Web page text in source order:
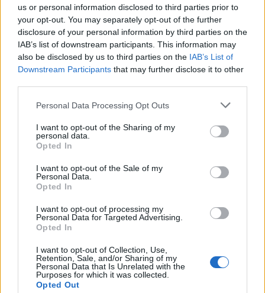
us or personal information disclosed to third parties prior to
your opt-out. You may separately opt-out of the further
disclosure of your personal information by third parties on the
IAB’s list of downstream participants. This information may
also be disclosed by us to third parties on the IAB’s List of
Downstream Participants that may further disclose it to other
Please note that this website/app uses one or more Google
not limited to your visit or usage behaviour. You may click to
grant or deny consent to Google and its third-party tags to
use your data for below specified purposes in below Google
consent section.
Personal Data Processing Opt Outs
I want to opt-out of the Sharing of my
personal data.
Opted In
I want to opt-out of the Sale of my
Personal Data.
Opted In
I want to opt-out of processing my
Personal Data for Targeted Advertising.
Opted In
I want to opt-out of Collection, Use,
Retention, Sale, and/or Sharing of my
Personal Data that Is Unrelated with the
Purposes for which it was collected.
Opted Out
Tata műemlékfelújítás műemlék restaurálás
megújul a tatai Angolkert
A projekt részeként megújulnak a területen található
műemlékek, köztük a különleges Műromok, valamint a közeli
Várkanyarban álló Nepomuki Szent János híd és szobor is.
M1 bővítés: már zajlik a teljesen új
Bicske Kelet csomópont építése